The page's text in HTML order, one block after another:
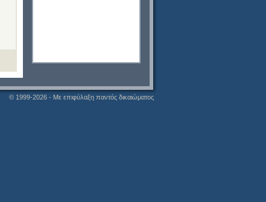
© 1999-2026 - Με επιφύλαξη παντός δικαιώματος